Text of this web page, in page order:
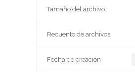
Tamaño del archivo
Recuento de archivos
Fecha de creación